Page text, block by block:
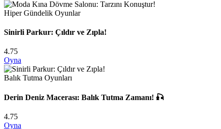
Hiper Gündelik Oyunlar
Sinirli Parkur: Çıldır ve Zıpla!
4.75
Oyna
Balık Tutma Oyunları
Derin Deniz Macerası: Balık Tutma Zamanı! 🎣
4.75
Oyna